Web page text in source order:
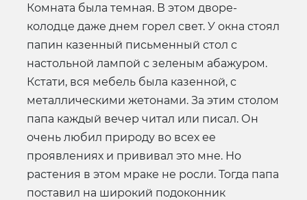
Комната была темная. В этом дворе-
колодце даже днем горел свет. У окна стоял
папин казенный письменный стол с
настольной лампой с зеленым абажуром.
Кстати, вся мебель была казенной, с
металлическими жетонами. За этим столом
папа каждый вечер читал или писал. Он
очень любил природу во всех ее
проявлениях и прививал это мне. Но
растения в этом мраке не росли. Тогда папа
поставил на широкий подоконник